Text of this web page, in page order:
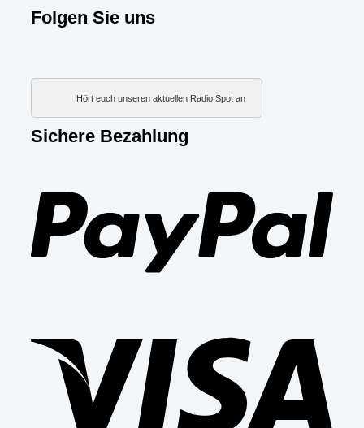
Folgen Sie uns
Hört euch unseren aktuellen Radio Spot an
Sichere Bezahlung